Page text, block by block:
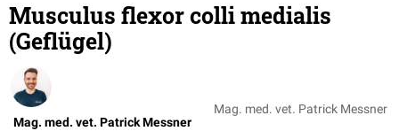
Musculus flexor colli medialis
(Geflügel)
Mag. med. vet. Patrick Messner
Mag. med. vet. Patrick Messner